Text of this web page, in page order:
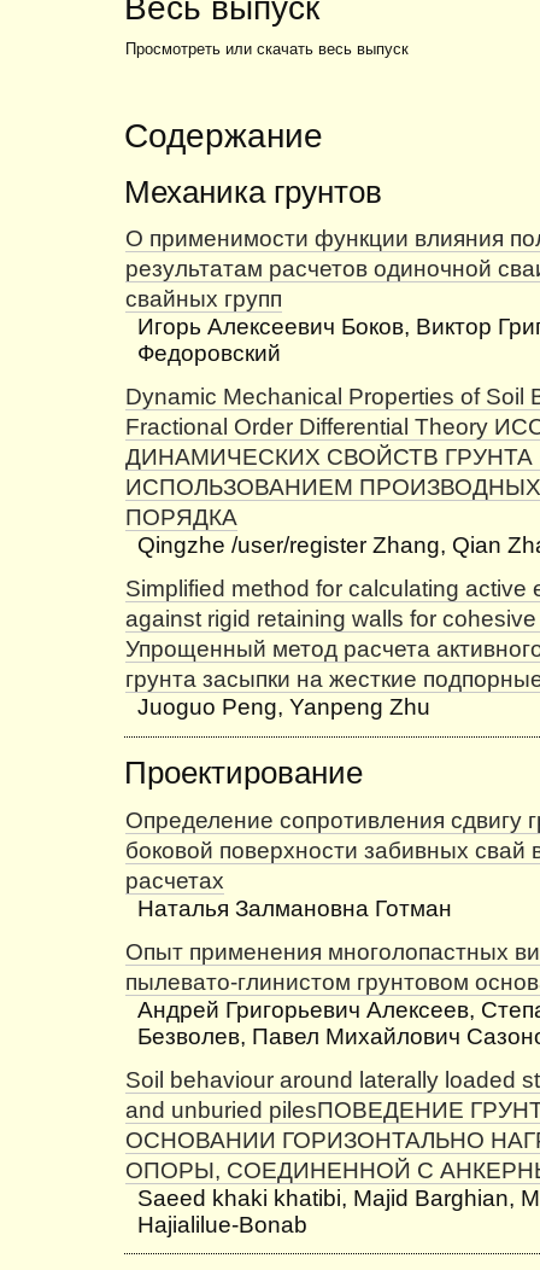
Весь выпуск
Просмотреть или скачать весь выпуск
Содержание
Механика грунтов
О применимости функции влияния
результатам расчетов одиночной
свайных групп
Игорь Алексеевич Боков, Виктор
Федоровский
Dynamic Mechanical Properties of Soil
Fractional Order Differential Theory
ДИНАМИЧЕСКИХ СВОЙСТВ ГРУНТА
ИСПОЛЬЗОВАНИЕМ
ПОРЯДКА
Qingzhe /user/register Zhang, Qian
Simplified method for calculating active
against rigid retaining walls for
Упрощенный метод расчета
грунта засыпки на жесткие
Juoguo Peng, Yanpeng Zhu
Проектирование
Определение сопротивления сдвигу
боковой поверхности забивных свай
расчетах
Наталья Залмановна Готман
Опыт применения многолопастных
пылевато-глинистом грунтовом
Андрей Григорьевич Алексеев,
Безволев, Павел Михайлович
Soil behaviour around laterally loaded
and unburied pilesПОВЕДЕНИЕ
ОСНОВАНИИ ГОРИЗОНТАЛЬНО
ОПОРЫ, СОЕДИНЕННОЙ С
Saeed khaki khatibi, Majid Barghian,
Hajialilue-Bonab